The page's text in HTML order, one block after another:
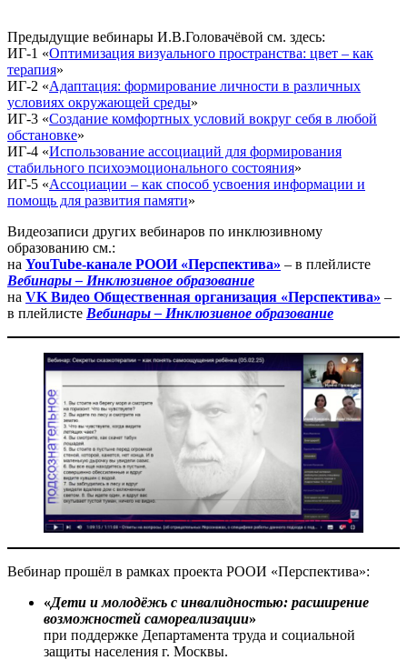
Предыдущие вебинары И.В.Головачёвой см. здесь:
ИГ-1 «Оптимизация визуального пространства: цвет – как
терапия»
ИГ-2 «Адаптация: формирование личности в различных
условиях окружающей среды»
ИГ-3 «Создание комфортных условий вокруг себя в любой
обстановке»
ИГ-4 «Использование ассоциаций для формирования
стабильного психоэмоционального состояния»
ИГ-5 «Ассоциации – как способ усвоения информации и
помощь для развития памяти»
Видеозаписи других вебинаров по инклюзивному
образованию см.:
на YouTube-канале РООИ «Перспектива» – в плейлисте
Вебинары – Инклюзивное образование
на VK Видео Общественная организация «Перспектива» –
в плейлисте Вебинары – Инклюзивное образование
Вебинар прошёл в рамках проекта РООИ «Перспектива»:
«Дети и молодёжь с инвалидностью: расширение
возможностей самореализации»
при поддержке Департамента труда и социальной
защиты населения г. Москвы.